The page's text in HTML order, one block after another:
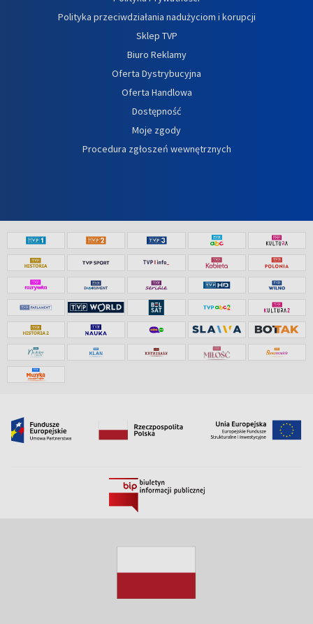
Polityka przeciwdziałania nadużyciom i korupcji
Sklep TVP
Biuro Reklamy
Oferta Dystrybucyjna
Oferta Handlowa
Dostępność
Moje zgody
Procedura zgłoszeń wewnętrznych